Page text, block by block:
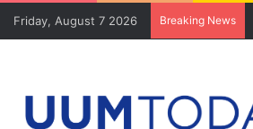
Friday, August 7 2026 Breaking News